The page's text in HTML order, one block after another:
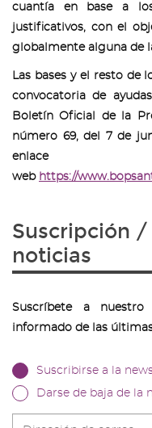
cuantía en base a
justificativos, con el
globalmente alguna de
Las bases y el resto de
convocatoria de
Boletín Oficial de la
número 69, del 7 de
enlace
web https://
Suscripción
noticias
Suscríbete a
informado de las
Suscribirse a la
Darse de baja de la